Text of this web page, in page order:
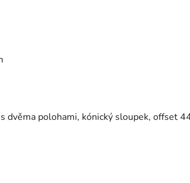
dvěma polohami, kónický sloupek, offset